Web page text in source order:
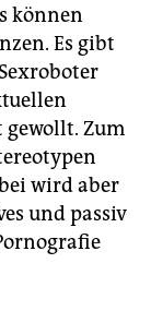
können
Es gibt
gewollt. Zum
wird aber
und passiv